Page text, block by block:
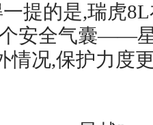
提的是,瑞虎
个安全气囊——
情况,保护力度